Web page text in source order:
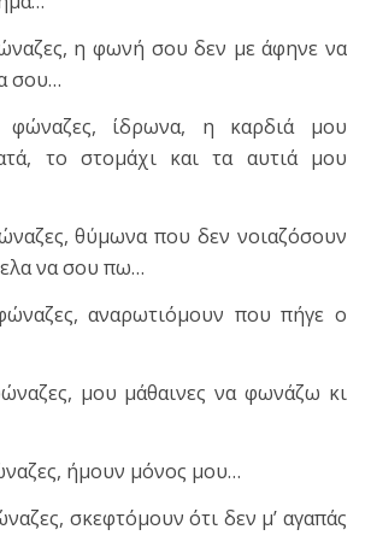
η φωνή σου δεν με άφηνε να
σου…
ίδρωνα, η καρδιά μου
το στομάχι και τα αυτιά μου
θύμωνα που δεν νοιαζόσουν
να σου πω…
αναρωτιόμουν που πήγε ο
μου μάθαινες να φωνάζω κι
ήμουν μόνος μου…
σκεφτόμουν ότι δεν μ’ αγαπάς